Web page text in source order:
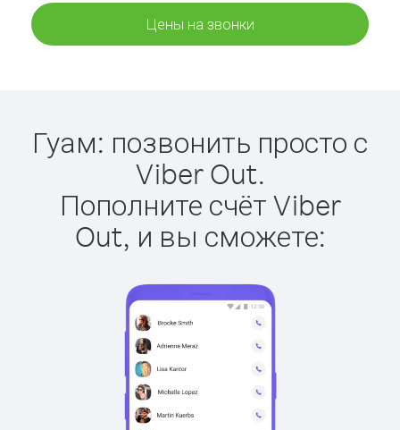
Цены на звонки
Гуам: позвонить просто с
Viber Out.
Пополните счёт Viber
Out, и вы сможете: